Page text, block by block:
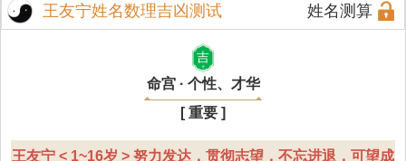
王友宁姓名数理吉凶测试 姓名测算
吉
命宫 · 个性、才华
[ 重要 ]
王友宁 < 1~16岁 > 努力发达，贯彻志望，不忘进退，可望成